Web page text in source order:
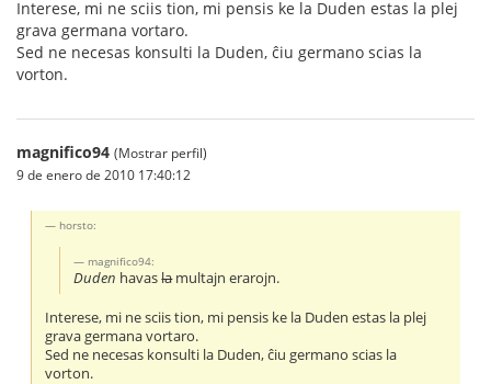
Interese, mi ne sciis tion, mi pensis ke la Duden estas la plej
grava germana vortaro.
Sed ne necesas konsulti la Duden, ĉiu germano scias la
vorton.
magnifico94 (Mostrar perfil)
9 de enero de 2010 17:40:12
horsto:
magnifico94:
Duden havaslamultajn erarojn.
Interese, mi ne sciis tion, mi pensis ke la Duden estas la plej
grava germana vortaro.
Sed ne necesas konsulti la Duden, ĉiu germano scias la
vorton.